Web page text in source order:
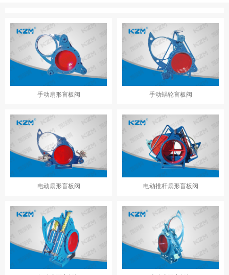
手动扇形盲板阀 手动蜗轮盲板阀
电动扇形盲板阀 电动推杆扇形盲板阀